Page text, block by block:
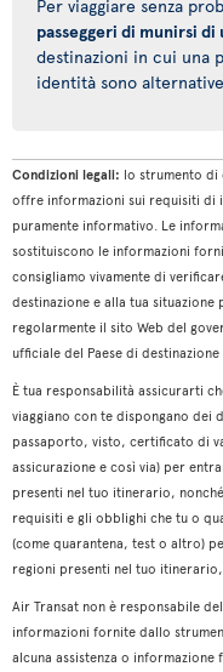
Per viaggiare senza
passeggeri di munirsi
destinazioni in cui una
identità sono
Condizioni legali: lo strumento
offre informazioni sui requisiti di
puramente informativo. Le
sostituiscono le informazioni
consigliamo vivamente di
destinazione e alla tua
regolarmente il sito Web del
ufficiale del Paese di
È tua responsabilità assicurarti
viaggiano con te dispongano dei
passaporto, visto, certificato di
assicurazione e così via) per
presenti nel tuo itinerario,
requisiti e gli obblighi che tu o
(come quarantena, test o altro)
regioni presenti nel tuo
Air Transat non è responsabile
informazioni fornite dallo
alcuna assistenza o